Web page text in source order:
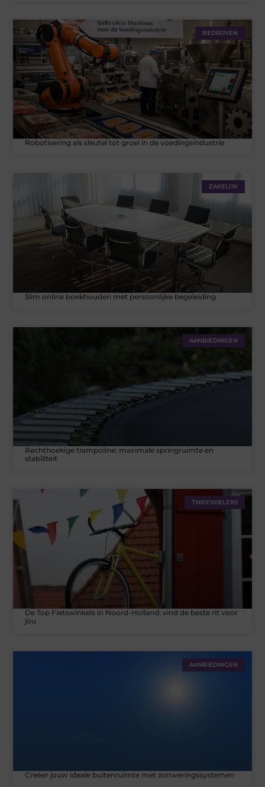
BEDRIJVEN
Robotisering als sleutel tot groei in de voedingsindustrie
ZAKELIJK
Slim online boekhouden met persoonlijke begeleiding
AANBIEDINGEN
Rechthoekige trampoline: maximale springruimte en
stabiliteit
TWEEWIELERS
De Top Fietswinkels in Noord-Holland: vind de beste rit voor
jou
AANBIEDINGEN
Creëer jouw ideale buitenruimte met zonweringssystemen